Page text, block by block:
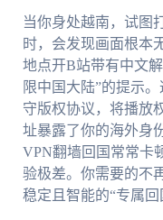
当你身处越南，试图
时，会发现画面根本
地点开B站带有中文
限中国大陆”的提示
守版权协议，将播放
址暴露了你的海外身
VPN翻墙回国常常卡
验极差。你需要的不
稳定且智能的“专属回